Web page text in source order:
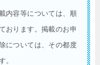
内容等については、順
おります。掲載のお申
については、その都度
。